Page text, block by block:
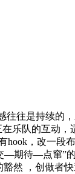
往是持续的
乐队的互动
hook，改一段
—期待—点窜”
然 ，创做者